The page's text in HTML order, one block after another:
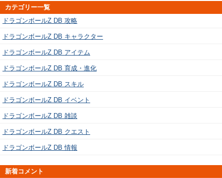
カテゴリー一覧
ドラゴンボールZ DB 攻略
ドラゴンボールZ DB キャラクター
ドラゴンボールZ DB アイテム
ドラゴンボールZ DB 育成・進化
ドラゴンボールZ DB スキル
ドラゴンボールZ DB イベント
ドラゴンボールZ DB 雑談
ドラゴンボールZ DB クエスト
ドラゴンボールZ DB 情報
新着コメント